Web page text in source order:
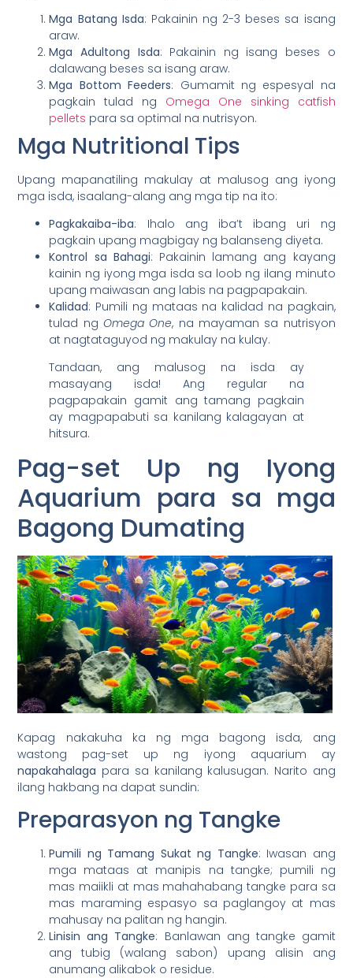
Mga Batang Isda: Pakainin ng 2-3 beses sa isang
araw.
Mga Adultong Isda: Pakainin ng isang beses o
dalawang beses sa isang araw.
Mga Bottom Feeders: Gumamit ng espesyal na
pagkain tulad ng Omega One sinking catfish
pellets para sa optimal na nutrisyon.
Mga Nutritional Tips
Upang mapanatiling makulay at malusog ang iyong
mga isda, isaalang-alang ang mga tip na ito:
Pagkakaiba-iba: Ihalo ang iba’t ibang uri ng
pagkain upang magbigay ng balanseng diyeta.
Kontrol sa Bahagi: Pakainin lamang ang kayang
kainin ng iyong mga isda sa loob ng ilang minuto
upang maiwasan ang labis na pagpapakain.
Kalidad: Pumili ng mataas na kalidad na pagkain,
tulad ngOmega One, na mayaman sa nutrisyon
at nagtataguyod ng makulay na kulay.
Tandaan, ang malusog na isda ay
masayang isda! Ang regular na
pagpapakain gamit ang tamang pagkain
ay magpapabuti sa kanilang kalagayan at
hitsura.
Pag-set Up ng Iyong
Aquarium para sa mga
Bagong Dumating
Kapag nakakuha ka ng mga bagong isda, ang
wastong pag-set up ng iyong aquarium ay
napakahalaga para sa kanilang kalusugan. Narito ang
ilang hakbang na dapat sundin:
Preparasyon ng Tangke
Pumili ng Tamang Sukat ng Tangke: Iwasan ang
mga mataas at manipis na tangke; pumili ng
mas maiikli at mas mahahabang tangke para sa
mas maraming espasyo sa paglangoy at mas
mahusay na palitan ng hangin.
Linisin ang Tangke: Banlawan ang tangke gamit
ang tubig (walang sabon) upang alisin ang
anumang alikabok o residue.